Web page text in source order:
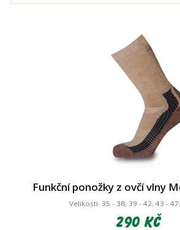
Funkční ponožky z ovčí vlny
Velikosti: 35 - 38; 39 - 42; 43 -
290 Kč